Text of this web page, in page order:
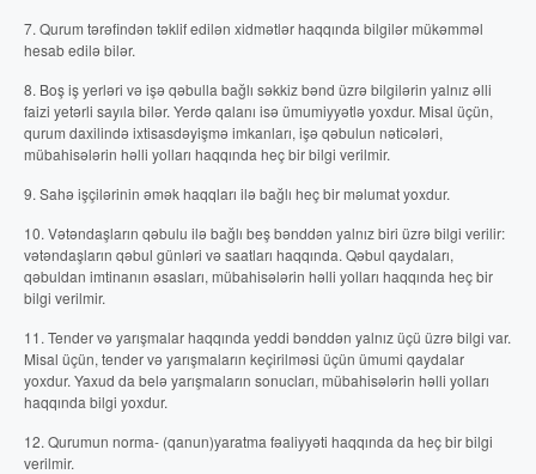
7. Qurum tərəfindən təklif edilən xidmətlər haqqında bilgilər mükəmməl
hesab edilə bilər.
8. Boş iş yerləri və işə qəbulla bağlı səkkiz bənd üzrə bilgilərin yalnız əlli
faizi yetərli sayıla bilər. Yerdə qalanı isə ümumiyyətlə yoxdur. Misal üçün,
qurum daxilində ixtisasdəyişmə imkanları, işə qəbulun nəticələri,
mübahisələrin həlli yolları haqqında heç bir bilgi verilmir.
9. Sahə işçilərinin əmək haqqları ilə bağlı heç bir məlumat yoxdur.
10. Vətəndaşların qəbulu ilə bağlı beş bənddən yalnız biri üzrə bilgi verilir:
vətəndaşların qəbul günləri və saatları haqqında. Qəbul qaydaları,
qəbuldan imtinanın əsasları, mübahisələrin həlli yolları haqqında heç bir
bilgi verilmir.
11. Tender və yarışmalar haqqında yeddi bənddən yalnız üçü üzrə bilgi var.
Misal üçün, tender və yarışmaların keçirilməsi üçün ümumi qaydalar
yoxdur. Yaxud da belə yarışmaların sonucları, mübahisələrin həlli yolları
haqqında bilgi yoxdur.
12. Qurumun norma- (qanun)yaratma fəaliyyəti haqqında da heç bir bilgi
verilmir.